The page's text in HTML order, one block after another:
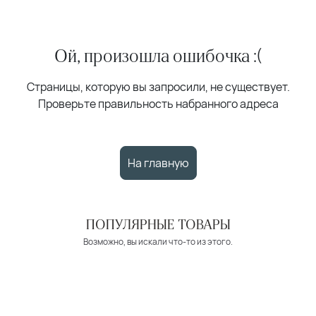
Ой, произошла ошибочка :(
Страницы, которую вы запросили, не существует.
Проверьте правильность набранного адреса
На главную
ПОПУЛЯРНЫЕ ТОВАРЫ
Возможно, вы искали что-то из этого.